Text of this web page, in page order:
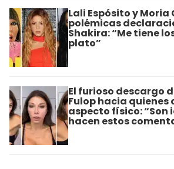
Lali Espósito y
polémicas
Shakira: “Me tiene
plato”
El furioso descargo
Fulop hacia quienes
aspecto físico: “Son
hacen estos